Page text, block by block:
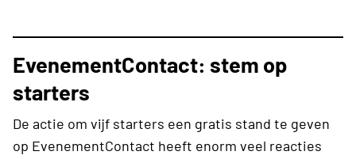
EvenementContact: stem op
starters
De actie om vijf starters een gratis stand te geven
op EvenementContact heeft enorm veel reacties